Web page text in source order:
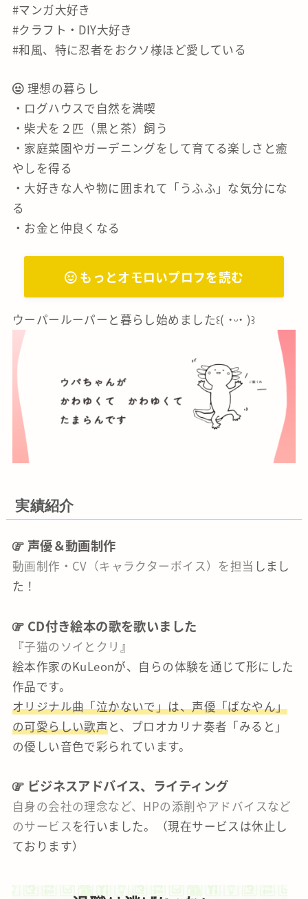
#マンガ大好き
#クラフト・DIY大好き
#和風、特に忍者をおクソ様ほど愛している
理想の暮らし
・ログハウスで自然を満喫
・柴犬を２匹（黒と茶）飼う
・家庭菜園やガーデニングをして育てる楽しさと癒
やしを得る
・大好きな人や物に囲まれて「うふふ」な気分にな
る
・お金と仲良くなる
もっとオモロいプロフを読む
ウーパールーパーと暮らし始めました꒰( ˙ᵕ‎˙ )꒱
実績紹介
声優＆動画制作
動画制作・CV（キャラクターボイス）を担当 しまし
た！
CD付き絵本の歌を歌いました
『子猫のソイとクリ 』
絵本作家のKuLeonが、自らの体験を通じて形にした
作品です。
オリジナル曲「泣かないで」は、声優「ばなやん」
の可愛らしい歌声と、プロオカリナ奏者「みると」
の優しい音色で彩られています。
ビジネスアドバイス、ライティング
自身の会社の理念など、HPの添削やアドバイスなど
のサービスを行いました。（現在サービスは休止し
ております）